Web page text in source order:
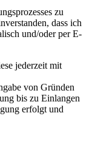
zu
dass ich
und/oder per E-
jederzeit mit
von Gründen
bis zu Einlangen
erfolgt und